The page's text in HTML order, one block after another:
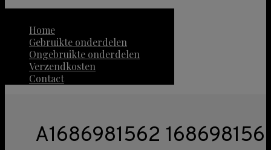
Home
Gebruikte onderdelen
Ongebruikte onderdelen
Verzendkosten
Contact
A1686981562